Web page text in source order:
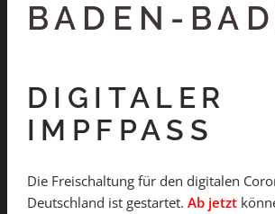
BADEN-
DIGITALER
IMPFPASS
Die Freischaltung für den digitalen
Deutschland ist gestartet. Ab jetzt